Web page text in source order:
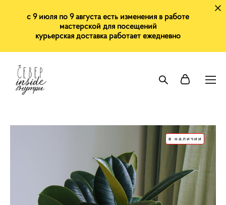
с 9 июля по 9 августа есть изменения в работе
мастерской для посещений
курьерская доставка работает ежедневно
в наличии